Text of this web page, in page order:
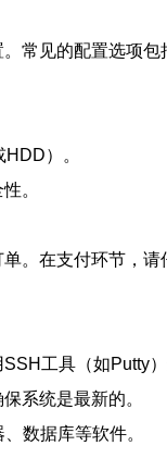
常见的配置选项包
）。
。
。在支付环节，
工具（如Putty
系统是最新的。
数据库等软件。